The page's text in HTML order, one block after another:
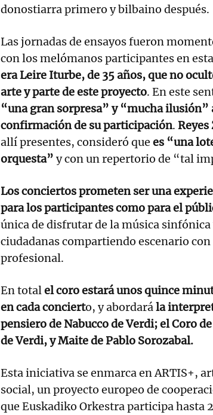
donostiarra primero y bilbaino después.
Las jornadas de ensayos fueron
con los melómanos participantes en
era Leire Iturbe, de 35 años, que no
arte y parte de este proyecto. En este
“una gran sorpresa” y “mucha ilusión”
confirmación de su participación. Reyes
allí presentes, consideró que es “una
orquesta” y con un repertorio de “tal
Los conciertos prometen ser una
para los participantes como para el
única de disfrutar de la música sinfónica
ciudadanas compartiendo escenario
profesional.
En totalel coro estará unos quince
en cada concierto, y abordarála
pensiero de Nabucco de Verdi; el Coro
de Verdi, y Maite de Pablo Sorozabal.
Esta iniciativa se enmarca en ARTIS+,
social, un proyecto europeo de
que Euskadiko Orkestra participa hasta